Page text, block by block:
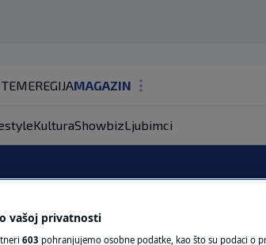
TEMEREGIJAMAGAZIN
KOLUMNE
N1(DIS)INFO
KulturaShowbizLjubimci
vašoj privatnosti
603 pohranjujemo osobne podatke, kao što su podaci o